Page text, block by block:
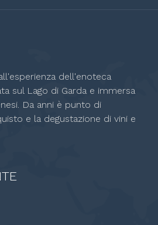
dell'enoteca
sul Lago di Garda e immersa
Da anni è punto di
e la degustazione di vini e